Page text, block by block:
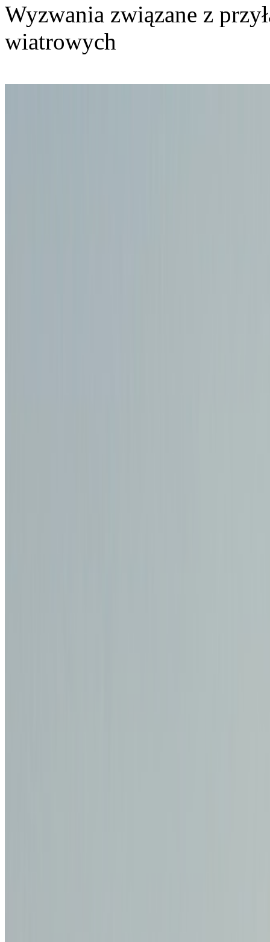
Wyzwania związane z
wiatrowych